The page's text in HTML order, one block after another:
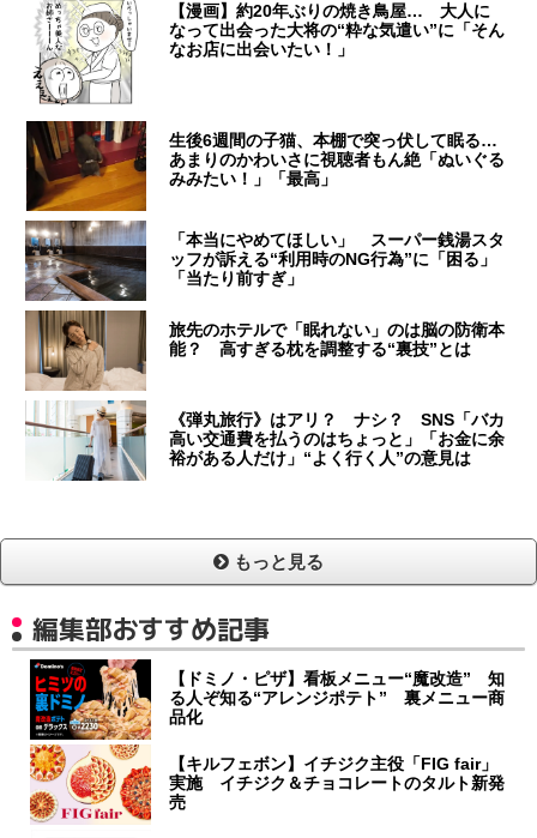
【漫画】約20年ぶりの焼き鳥屋… 大人に
なって出会った大将の“粋な気遣い”に「そん
なお店に出会いたい！」
生後6週間の子猫、本棚で突っ伏して眠る…
あまりのかわいさに視聴者もん絶「ぬいぐる
みみたい！」「最高」
「本当にやめてほしい」 スーパー銭湯スタ
ッフが訴える“利用時のNG行為”に「困る」
「当たり前すぎ」
旅先のホテルで「眠れない」のは脳の防衛本
能？ 高すぎる枕を調整する“裏技”とは
《弾丸旅行》はアリ？ ナシ？ SNS「バカ
高い交通費を払うのはちょっと」「お金に余
裕がある人だけ」“よく行く人”の意見は
もっと見る
編集部おすすめ記事
【ドミノ・ピザ】看板メニュー“魔改造” 知
る人ぞ知る“アレンジポテト” 裏メニュー商
品化
【キルフェボン】イチジク主役「FIG fair」
実施 イチジク＆チョコレートのタルト新発
売